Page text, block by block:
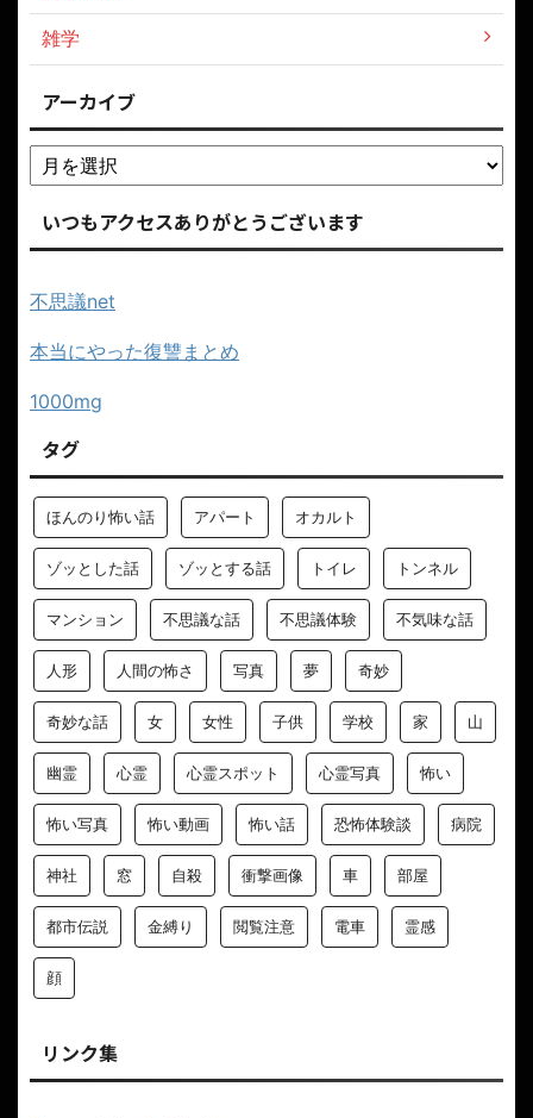
雑学
アーカイブ
いつもアクセスありがとうございます
不思議net
本当にやった復讐まとめ
1000mg
タグ
ほんのり怖い話 アパート オカルト
ゾッとした話 ゾッとする話 トイレ トンネル
マンション 不思議な話 不思議体験 不気味な話
人形 人間の怖さ 写真 夢 奇妙
奇妙な話 女 女性 子供 学校 家 山
幽霊 心霊 心霊スポット 心霊写真 怖い
怖い写真 怖い動画 怖い話 恐怖体験談 病院
神社 窓 自殺 衝撃画像 車 部屋
都市伝説 金縛り 閲覧注意 電車 霊感
顔
リンク集